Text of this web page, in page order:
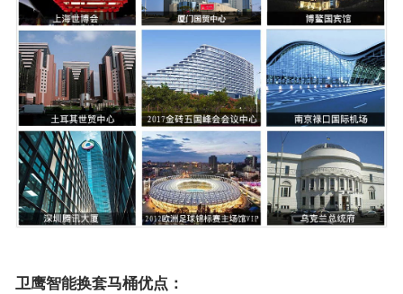
卫鹰智能换套马桶优点：